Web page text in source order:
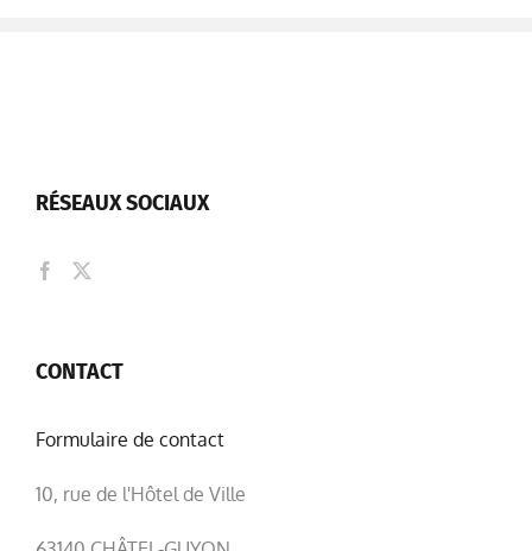
RÉSEAUX SOCIAUX
CONTACT
Formulaire de contact
10, rue de l'Hôtel de Ville